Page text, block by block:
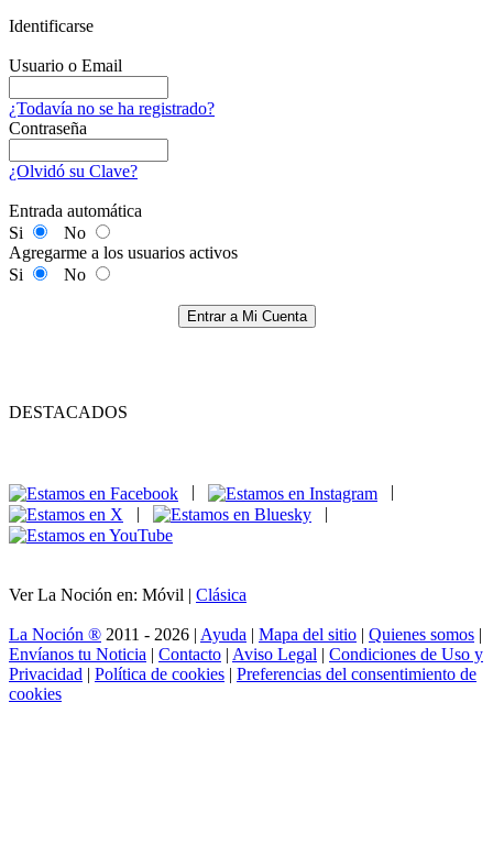
Identificarse
Usuario o Email
¿Todavía no se ha registrado?
Contraseña
¿Olvidó su Clave?
Entrada automática
Si
No
Agregarme a los usuarios activos
Si
No
Entrar a Mi Cuenta
DESTACADOS
|
|
Ver La Noción en: Móvil | Clásica
La Noción ® 2011 - 2026 | Ayuda | Mapa del sitio | Quienes somos |
Envíanos tu Noticia | Contacto | Aviso Legal | Condiciones de Uso y
Privacidad | Política de cookies | Preferencias del consentimiento de
cookies